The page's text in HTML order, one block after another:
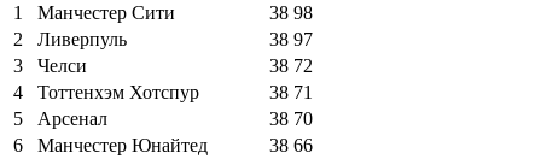
1
Манчестер Сити 38 98
2
Ливерпуль 38 97
3
Челси 38 72
4
Тоттенхэм Хотспур 38 71
5
Арсенал 38 70
6
Манчестер Юнайтед 38 66